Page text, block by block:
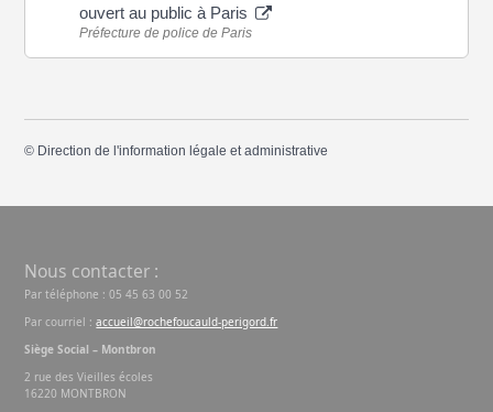
ouvert au public à Paris
Préfecture de police de Paris
© Direction de l'information légale et administrative
Nous contacter :
Par téléphone : 05 45 63 00 52
Par courriel :accueil@rochefoucauld-perigord.fr
Siège Social – Montbron
2 rue des Vieilles écoles
16220 MONTBRON